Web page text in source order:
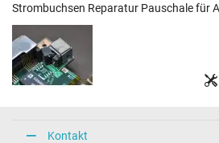
Strombuchsen Reparatur Pauschale für
Kontakt